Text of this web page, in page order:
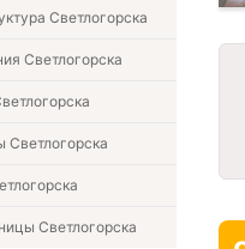
Светлогорска
Светлогорска
Светлогорска
Светлогорска